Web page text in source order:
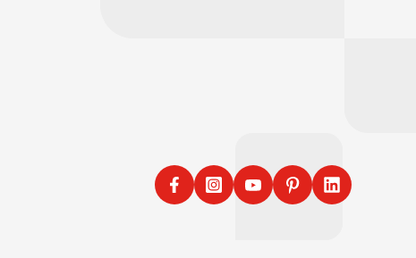
FacebookInstagramYouTubePinterestLinkedIn